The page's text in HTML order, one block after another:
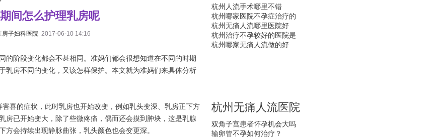
间怎么护理乳房呢
房子妇科医院 2017-06-10 14:16
的阶段变化都会不甚相同。准妈们都会很想知道在不同的时期
乳房不同的变化，又该怎样保护。本文就为准妈们来具体分析
喜的症状，此时乳房也开始改变，例如乳头变深、乳房正下方
房已开始变大，除了些微疼痛，偶而还会摸到肿块，这是乳腺
会持续出现静脉曲张，乳头颜色也会变更深。
杭州人流手术哪里不错
杭州哪家医院不孕症治疗的
杭州无痛人流哪里医院好
杭州治疗不孕较好的医院是
杭州哪家无痛人流做的好
杭州无痛人流医院
双角子宫患者怀孕机会大吗
输卵管不孕如何治疗？